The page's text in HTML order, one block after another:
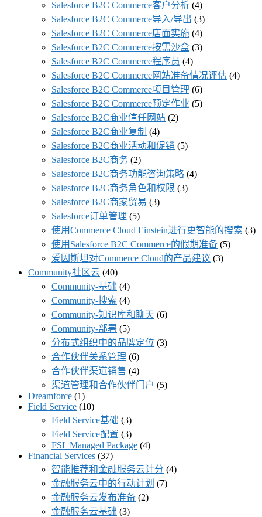
Salesforce B2C Commerce客户分析 (4)
Salesforce B2C Commerce导入/导出 (3)
Salesforce B2C Commerce店面实施 (4)
Salesforce B2C Commerce按需沙盒 (3)
Salesforce B2C Commerce程序员 (4)
Salesforce B2C Commerce网站准备情况评估 (4)
Salesforce B2C Commerce项目管理 (6)
Salesforce B2C Commerce预定作业 (5)
Salesforce B2C商业信任网站 (2)
Salesforce B2C商业复制 (4)
Salesforce B2C商业活动和促销 (5)
Salesforce B2C商务 (2)
Salesforce B2C商务功能咨询策略 (4)
Salesforce B2C商务角色和权限 (3)
Salesforce B2C商家贸易 (3)
Salesforce订单管理 (5)
使用Commerce Cloud Einstein进行更智能的搜索 (3)
使用Salesforce B2C Commerce的假期准备 (5)
爱因斯坦对Commerce Cloud的产品建议 (3)
Community社区云 (40)
Community-基础 (4)
Community-搜索 (4)
Community-知识库和聊天 (6)
Community-部署 (5)
分布式组织中的品牌定位 (3)
合作伙伴关系管理 (6)
合作伙伴渠道销售 (4)
渠道管理和合作伙伴门户 (5)
Dreamforce (1)
Field Service (10)
Field Service基础 (3)
Field Service配置 (3)
FSL Managed Package (4)
Financial Services (37)
智能推荐和金融服务云计分 (4)
金融服务云中的行动计划 (7)
金融服务云发布准备 (2)
金融服务云基础 (3)